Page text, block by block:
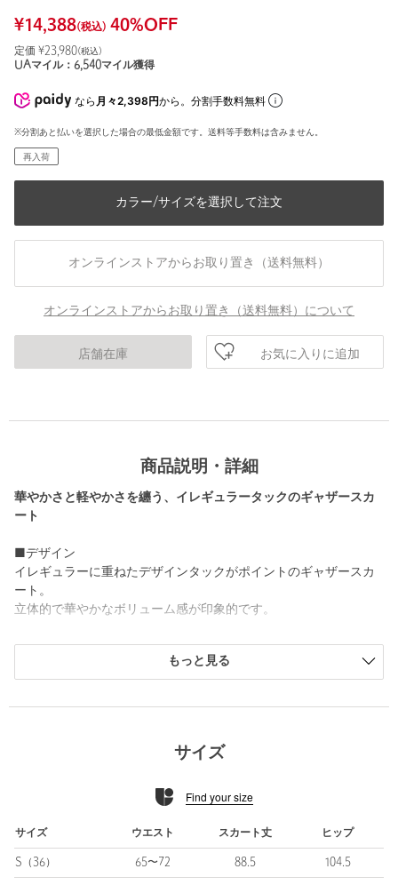
¥14,388(税込) 40%OFF
定価 ¥23,980(税込)
UAマイル： 6,540マイル獲得
なら 月々2,398円から。分割手数料無料
※分割あと払いを選択した場合の最低金額です。送料等手数料は含みません。
再入荷
カラー/サイズを選択して注文
オンラインストアからお取り置き（送料無料）
オンラインストアからお取り置き（送料無料）について
店舗在庫 お気に入りに追加
商品説明・詳細
華やかさと軽やかさを纏う、イレギュラータックのギャザースカ
ート
■デザイン
イレギュラーに重ねたデザインタックがポイントのギャザースカ
ート。
立体的で華やかなボリューム感が印象的です。
その他1カラーはホワイトベースにピンクベージュ×ブルー×ブラ
ックのピンストライプ柄です。
プ柄です。
イタリアのETIQUE（エティック）社の先染めタフタ素材。
インポートならではの美しいカラーと軽さもポイントです。
■コーディネート
フィットシルエットのニットやカットソーとのフィットアンドフ
レアのバランスがおすすめです。
もっと見る
サイズ
Find your size
サイズ ウエスト スカート丈 ヒップ
S（36） 65〜72 88.5 104.5